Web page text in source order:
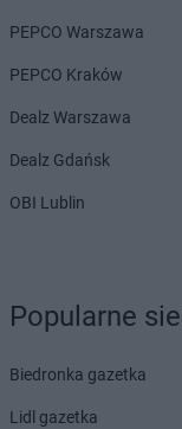
PEPCO Warszawa
PEPCO Kraków
Dealz Warszawa
Dealz Gdańsk
OBI Lublin
Popularne
Biedronka gazetka
Lidl gazetka